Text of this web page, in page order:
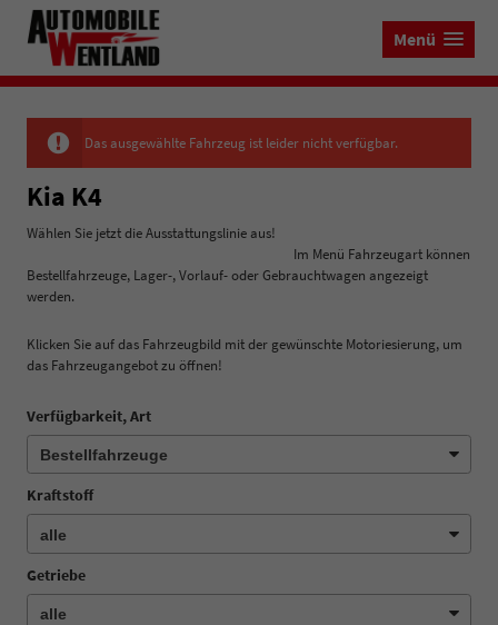
Menü
Das ausgewählte Fahrzeug ist leider nicht verfügbar.
Kia K4
Wählen Sie jetzt die Ausstattungslinie aus!
Im Menü Fahrzeugart können
Bestellfahrzeuge, Lager-, Vorlauf- oder Gebrauchtwagen angezeigt
werden.
Klicken Sie auf das Fahrzeugbild mit der gewünschte Motoriesierung, um
das Fahrzeugangebot zu öffnen!
Verfügbarkeit, Art
Kraftstoff
Getriebe